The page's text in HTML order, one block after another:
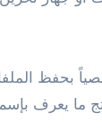
بحفظ
ما يعرف